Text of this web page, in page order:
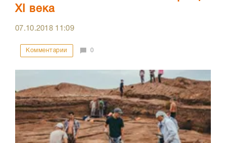
XI века
07.10.2018 11:09
Комментарии 0